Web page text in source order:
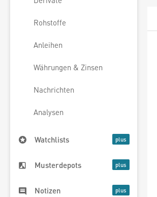
Rohstoffe
Anleihen
Währungen & Zinsen
Nachrichten
Analysen
Watchlists
Musterdepots
Notizen